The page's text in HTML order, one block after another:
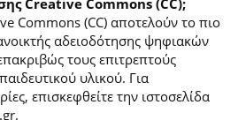
Creative Commons (CC);
Commons (CC) αποτελούν το πιο
αδειοδότησης ψηφιακών
τους επιτρεπτούς
υλικού. Για
επισκεφθείτε την ιστοσελίδα